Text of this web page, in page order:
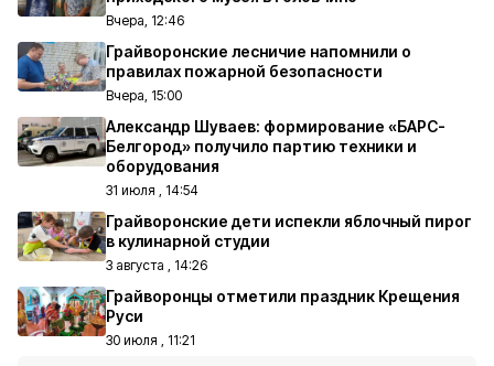
Вчера, 12:46
Грайворонские лесничие напомнили о
правилах пожарной безопасности
Вчера, 15:00
Александр Шуваев: формирование «БАРС-
Белгород» получило партию техники и
оборудования
31 июля , 14:54
Грайворонские дети испекли яблочный пирог
в кулинарной студии
3 августа , 14:26
Грайворонцы отметили праздник Крещения
Руси
30 июля , 11:21